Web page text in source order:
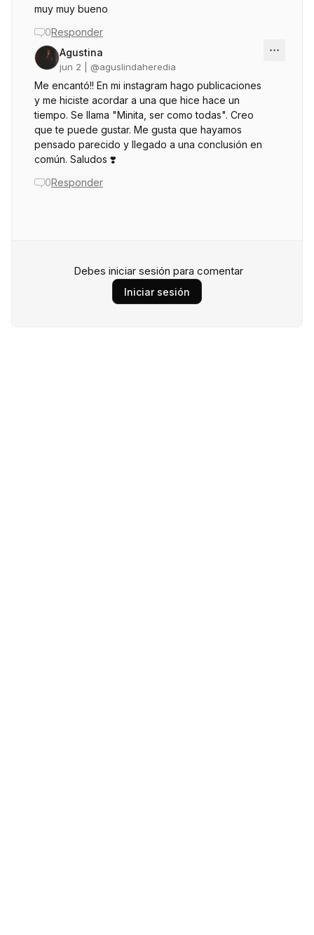
muy muy bueno
0Responder
Agustina
jun 2 | @aguslindaheredia
Me encantó!! En mi instagram hago publicaciones
y me hiciste acordar a una que hice hace un
tiempo. Se llama "Minita, ser como todas". Creo
que te puede gustar. Me gusta que hayamos
pensado parecido y llegado a una conclusión en
común. Saludos ❣️
0Responder
Debes iniciar sesión para comentar
Iniciar sesión